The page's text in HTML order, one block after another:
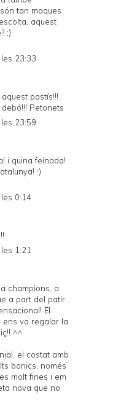
tan maques
aquest
;)
23:33
pastís!!!
Petonets
23:59
i quina feinada!
:)
0:14
1:21
champions, a
a part del patir
El
ens va regalar la
^^
el costat amb
bonics, només
molt fines i em
nova que no